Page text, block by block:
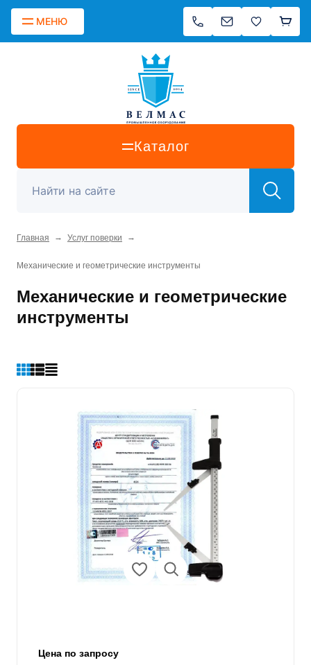
МЕНЮ
Каталог
Главная → Услуг поверки →
Механические и геометрические инструменты
Механические и геометрические
инструменты
Цена по запросу